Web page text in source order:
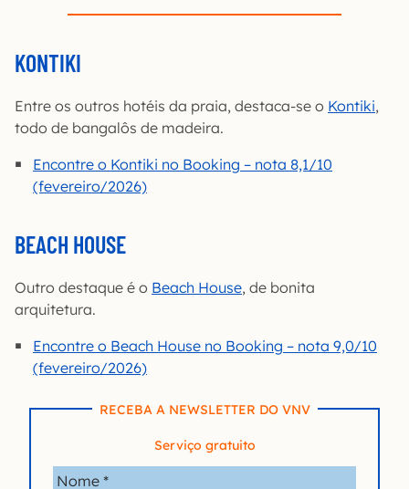
KONTIKI
Entre os outros hotéis da praia, destaca-se o Kontiki,
todo de bangalôs de madeira.
Encontre o Kontiki no Booking – nota 8,1/10
(fevereiro/2026)
BEACH HOUSE
Outro destaque é o Beach House, de bonita
arquitetura.
Encontre o Beach House no Booking – nota 9,0/10
(fevereiro/2026)
RECEBA A NEWSLETTER DO VNV
Serviço gratuito